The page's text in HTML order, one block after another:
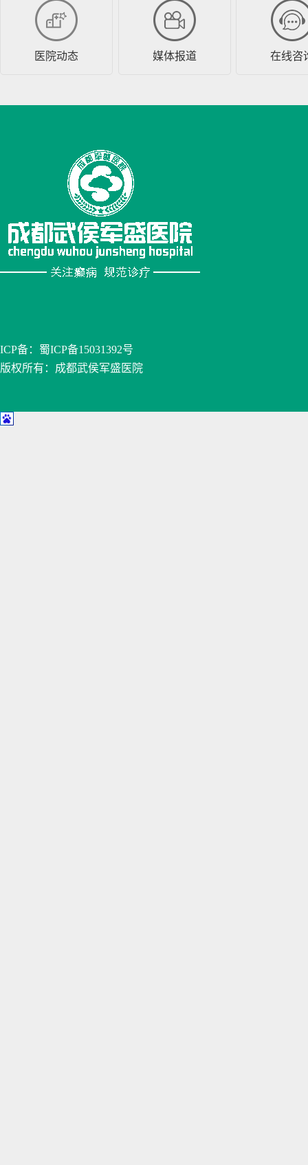
医院动态 媒体报道 在线咨
ICP备： 蜀ICP备15031392号
版权所有：成都武侯军盛医院